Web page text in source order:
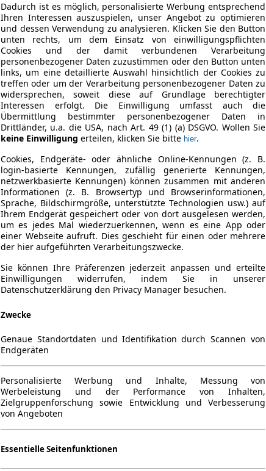
Dadurch ist es möglich, personalisierte Werbung entsprechend
Ihren Interessen auszuspielen, unser Angebot zu optimieren
und dessen Verwendung zu analysieren. Klicken Sie den Button
unten rechts, um dem Einsatz von einwilligungspflichten
Cookies und der damit verbundenen Verarbeitung
personenbezogener Daten zuzustimmen oder den Button unten
links, um eine detaillierte Auswahl hinsichtlich der Cookies zu
treffen oder um der Verarbeitung personenbezogener Daten zu
widersprechen, soweit diese auf Grundlage berechtigter
Interessen erfolgt. Die Einwilligung umfasst auch die
Übermittlung bestimmter personenbezogener Daten in
Drittländer, u.a. die USA, nach Art. 49 (1) (a) DSGVO. Wollen Sie
keine Einwilligung erteilen, klicken Sie bitte hier.
Cookies, Endgeräte- oder ähnliche Online-Kennungen (z. B.
login-basierte Kennungen, zufällig generierte Kennungen,
netzwerkbasierte Kennungen) können zusammen mit anderen
Informationen (z. B. Browsertyp und Browserinformationen,
Sprache, Bildschirmgröße, unterstützte Technologien usw.) auf
Ihrem Endgerät gespeichert oder von dort ausgelesen werden,
um es jedes Mal wiederzuerkennen, wenn es eine App oder
einer Webseite aufruft. Dies geschieht für einen oder mehrere
der hier aufgeführten Verarbeitungszwecke.
Sie können Ihre Präferenzen jederzeit anpassen und erteilte
Einwilligungen widerrufen, indem Sie in unserer
Datenschutzerklärung den Privacy Manager besuchen.
Zwecke
Genaue Standortdaten und Identifikation durch Scannen von
Endgeräten
Personalisierte Werbung und Inhalte, Messung von
Werbeleistung und der Performance von Inhalten,
Zielgruppenforschung sowie Entwicklung und Verbesserung
von Angeboten
Essentielle Seitenfunktionen